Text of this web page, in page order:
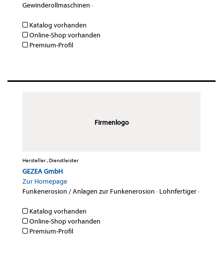
Gewinderollmaschinen ·
Katalog vorhanden
Online-Shop vorhanden
Premium-Profil
Firmenlogo
Hersteller , Dienstleister
GEZEA GmbH
Zur Homepage
Funkenerosion / Anlagen zur Funkenerosion · Lohnfertiger·
Katalog vorhanden
Online-Shop vorhanden
Premium-Profil